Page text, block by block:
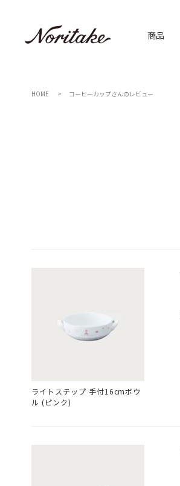
商品
HOME コーヒーカップさんのレビュー
ライトステップ 手付16cmボウ
ル (ピンク)